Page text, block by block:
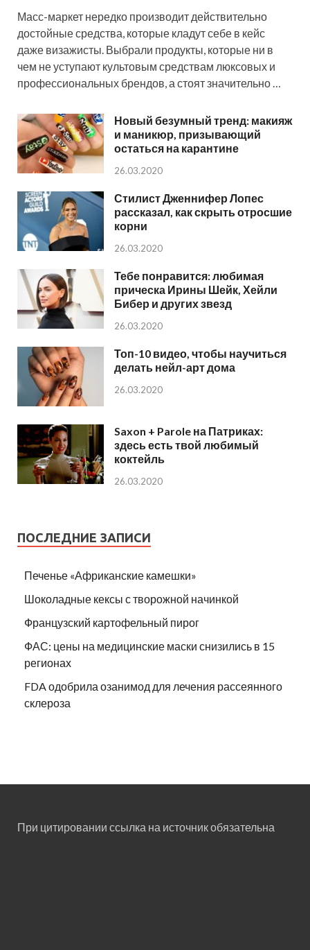
Масс-маркет нередко производит действительно
достойные средства, которые кладут себе в кейс
даже визажисты. Выбрали продукты, которые ни в
чем не уступают культовым средствам люксовых и
профессиональных брендов, а стоят значительно …
Новый безумный тренд: макияж
и маникюр, призывающий
остаться на карантине
26.03.2020
Стилист Дженнифер Лопес
рассказал, как скрыть отросшие
корни
26.03.2020
Тебе понравится: любимая
прическа Ирины Шейк, Хейли
Бибер и других звезд
26.03.2020
Топ-10 видео, чтобы научиться
делать нейл-арт дома
26.03.2020
Saxon + Parole на Патриках:
здесь есть твой любимый
коктейль
26.03.2020
ПОСЛЕДНИЕ ЗАПИСИ
Печенье «Африканские камешки»
Шоколадные кексы с творожной начинкой
Французский картофельный пирог
ФАС: цены на медицинские маски снизились в 15
регионах
FDA одобрила озанимод для лечения рассеянного
склероза
При цитировании ссылка на источник обязательна